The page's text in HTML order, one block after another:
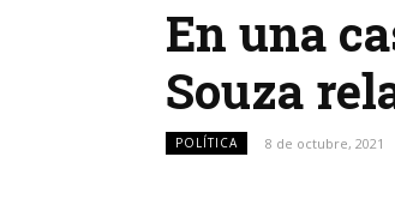
En una
Souza
POLÍTICA 8 de octubre, 2021